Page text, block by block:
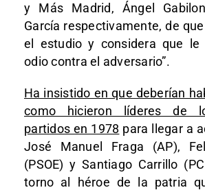
y Más Madrid, Ángel
García respectivamente, de
el estudio y considera que le
odio contra el adversario”.
Ha insistido en que deberían
como hicieron líderes de
partidos en 1978 para llegar a
José Manuel Fraga (AP),
(PSOE) y Santiago Carrillo
torno al héroe de la patria